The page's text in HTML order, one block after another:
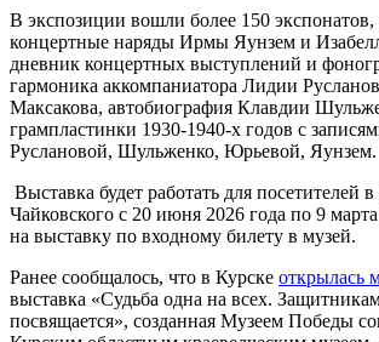
В экспозиции вошли более 150 экспонатов,
концертные наряды Ирмы Яунзем и
дневник концертных выступлений и
гармоника аккомпаниатора Лидии
Максакова, автобиография Клавдии
грампластинки 1930-1940-х годов с
Руслановой, Шульженко, Юрьевой, Яунзем.
Выставка будет работать для посетителей
Чайковского с 20 июня 2026 года по 9
на выставку по входному билету в музей.
Ранее сообщалось, что в Курске открылась
выставка «Судьба одна на всех.
посвящается», созданная Музеем Победы